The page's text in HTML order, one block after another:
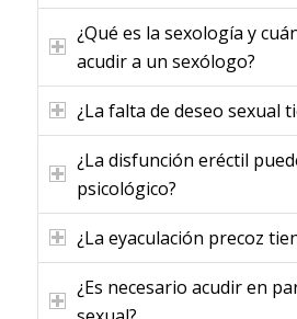
¿Qué es la sexología y
acudir a un sexólogo?
¿La falta de deseo sexual
¿La disfunción eréctil
psicológico?
¿La eyaculación precoz
¿Es necesario acudir en